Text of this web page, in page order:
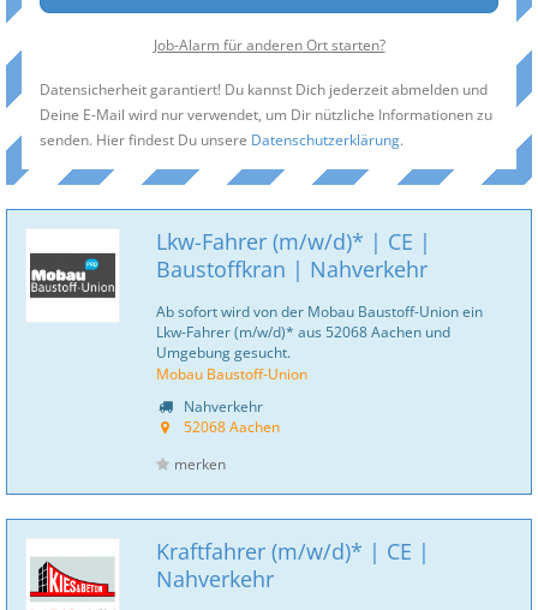
Job-Alarm für anderen Ort starten?
Datensicherheit garantiert! Du kannst Dich jederzeit abmelden und
Deine E-Mail wird nur verwendet, um Dir nützliche Informationen zu
senden. Hier findest Du unsere Datenschutzerklärung.
Lkw-Fahrer (m/w/d)* | CE |
Baustoffkran | Nahverkehr
Ab sofort wird von der Mobau Baustoff-Union ein
Lkw-Fahrer (m/w/d)* aus 52068 Aachen und
Umgebung gesucht.
Mobau Baustoff-Union
Nahverkehr
52068 Aachen
merken
Kraftfahrer (m/w/d)* | CE |
Nahverkehr